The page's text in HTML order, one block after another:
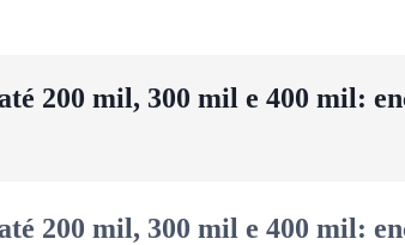
200 mil, 300 mil e 400 mil:
200 mil, 300 mil e 400 mil: